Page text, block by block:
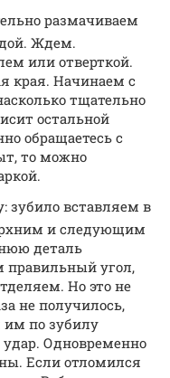
размачиваем
Ждем.
или отверткой.
края. Начинаем с
тщательно
остальной
обращаетесь с
то можно
зубило вставляем в
и следующим
деталь
угол,
Но это не
не получилось,
по зубилу
Одновременно
Если отломился